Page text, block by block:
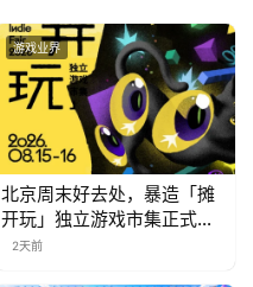
游戏业界
北京周末好去处，暴造「摊
开玩」独立游戏市集正式开
票！
2天前